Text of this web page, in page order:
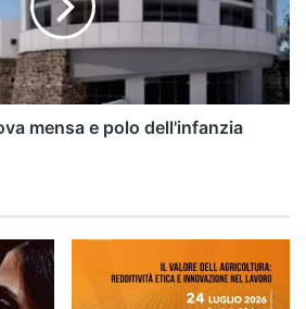
mensa e polo dell'infanzia